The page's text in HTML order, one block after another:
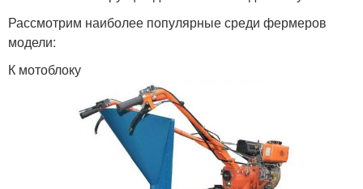
Рассмотрим наиболее популярные среди фермеров
модели:
К мотоблоку